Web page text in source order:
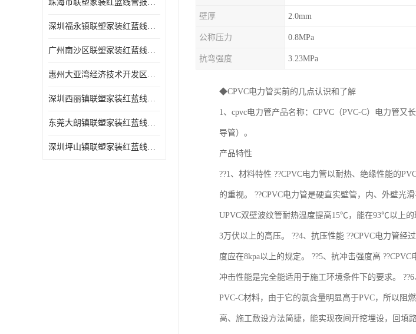
珠海市联塑家装红蓝线管报价表 联塑水管供货商
深圳福永镇联塑家装红蓝线管价格 支持送货上门
广州南沙区联塑家装红蓝线管批发 库存充足
惠州大亚湾经济技术开发区联塑PPR热水管公司
深圳西丽镇联塑家装红蓝线管供货商 联塑管道供应
东莞大朗镇联塑家装红蓝线管电话 联塑管道经销商
深圳坪山镇联塑家装红蓝线管型号 来电咨询
壁厚 2.0mm
公称压力 0.8MPa
抗弯强度 3.23MPa
◆CPVC电力管买前的几点认识和了解
1、cpvc电力管产品名称：CPVC（PVC-C）电力管
导管）。
产品特性
??1、材料特性 ??CPVC电力管以耐热、绝缘性能的
的重视。 ??CPVC电力管是硬直实壁管，内、外壁光
UPVC双壁波纹管耐热温度提高15℃，能在93℃以上的
3万伏以上的高压。 ??4、抗压性能 ??CPVC电力管
度应在8kpa以上的规定。 ??5、抗冲击强度高
冲击性能是完全能适用于施工环境条件下的要求。
PVC-C材料，由于它的氯含量明显高于PVC，所以阻
高、施工敷设方法简捷，能实现夜间开挖埋设，回填